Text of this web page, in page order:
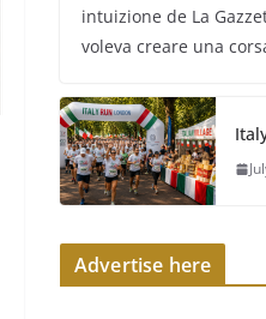
intuizione de La
voleva creare una
Advertise here